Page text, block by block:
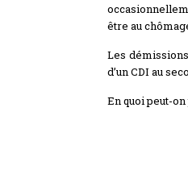
être au
Les
d’un CDI au
En quoi peut-